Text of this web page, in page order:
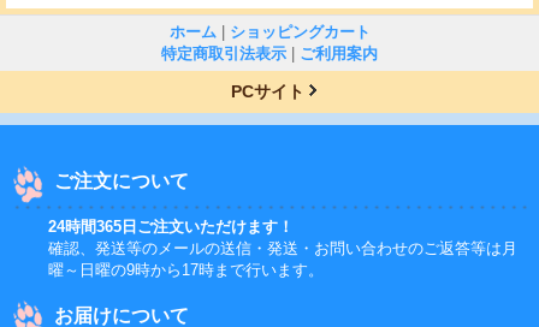
ホーム
ショッピングカート
特定商取引法表示
ご利用案内
PCサイト
ご注文について
24時間365日ご注文いただけます！
確認、発送等のメールの送信・発送・お問い合わせのご返答等は月
曜～日曜の9時から17時まで行います。
お届けについて